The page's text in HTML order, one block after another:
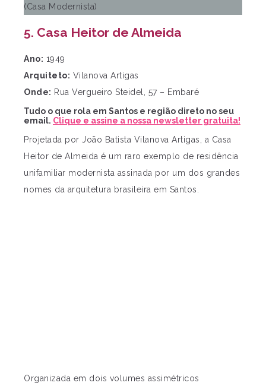
5. Casa Heitor de Almeida
Ano: 1949
Arquiteto: Vilanova Artigas
Onde: Rua Vergueiro Steidel, 57 – Embaré
Tudo o que rola em Santos e região direto no seu
email. Clique e assine a nossa newsletter gratuita!
Projetada por João Batista Vilanova Artigas, a Casa
Heitor de Almeida é um raro exemplo de residência
unifamiliar modernista assinada por um dos grandes
nomes da arquitetura brasileira em Santos.
Organizada em dois volumes assimétricos